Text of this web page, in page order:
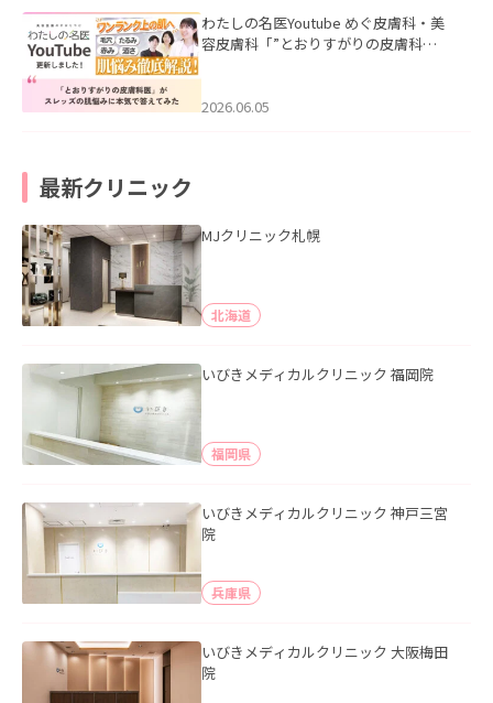
わたしの名医Youtube めぐ皮膚科・美
容皮膚科「”とおりすがりの皮膚科
2026.06.05
最新クリニック
MJクリニック札幌
北海道
いびきメディカルクリニック 福岡院
福岡県
いびきメディカルクリニック 神戸三宮
院
兵庫県
いびきメディカルクリニック 大阪梅田
院